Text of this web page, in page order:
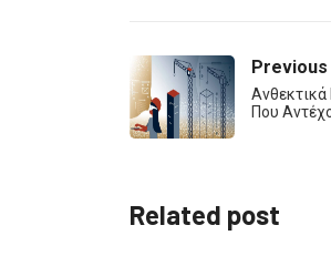
Που
Related post